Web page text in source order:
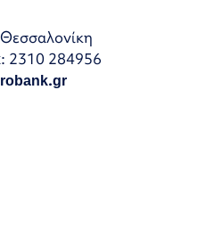
2310 284956